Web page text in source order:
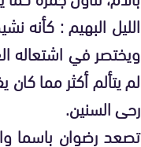
الليل البهيم :
ويختصر في اشتعاله
لم يتألم أكثر مما
رحى السنين.
تصعد رضوان باسما